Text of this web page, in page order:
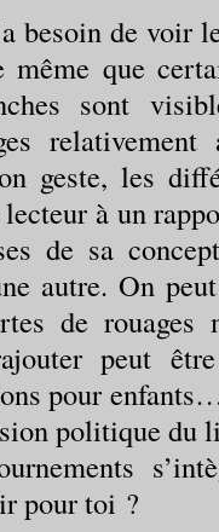
besoin de voir
que
sont
geste, les
à un
de sa
autre. On
de
peut
pour
politique du
pour toi ?